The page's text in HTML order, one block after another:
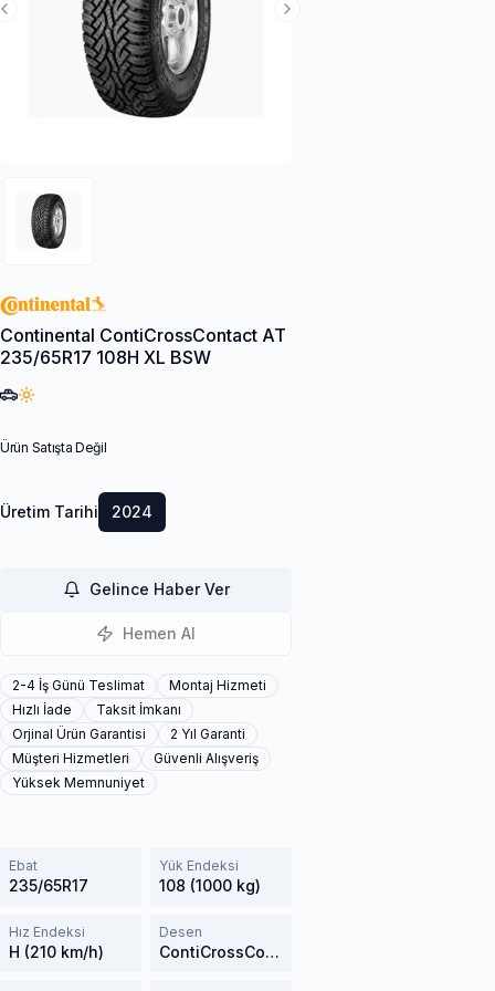
Next Slide
Previous Slide
Continental ContiCrossContact AT
235/65R17 108H XL BSW
Ürün Satışta Değil
Üretim Tarihi 2024
Gelince Haber Ver
Hemen Al
2-4 İş Günü Teslimat
Montaj Hizmeti
Hızlı İade
Taksit İmkanı
Orjinal Ürün Garantisi
2 Yıl Garanti
Müşteri Hizmetleri
Güvenli Alışveriş
Yüksek Memnuniyet
Ebat
235/65R17
Yük Endeksi
108 (1000 kg)
Hız Endeksi
H (210 km/h)
Desen
ContiCrossContact AT